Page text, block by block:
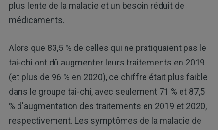
plus lente de la maladie et un besoin réduit de
médicaments.
Alors que 83,5 % de celles qui ne pratiquaient pas le
tai-chi ont dû augmenter leurs traitements en 2019
(et plus de 96 % en 2020), ce chiffre était plus faible
dans le groupe tai-chi, avec seulement 71 % et 87,5
% d'augmentation des traitements en 2019 et 2020,
respectivement. Les symptômes de la maladie de